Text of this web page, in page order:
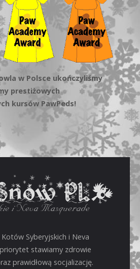
w Polsce ukończyliśmy
prestiżowych
kursów PawPeds!
Syberyjskich i Neva
stawiamy zdrowie
prawidłową socjalizację.